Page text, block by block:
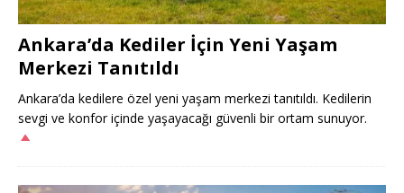
Ankara’da Kediler İçin Yeni Yaşam
Merkezi Tanıtıldı
Ankara’da kedilere özel yeni yaşam merkezi tanıtıldı. Kedilerin
sevgi ve konfor içinde yaşayacağı güvenli bir ortam sunuyor.